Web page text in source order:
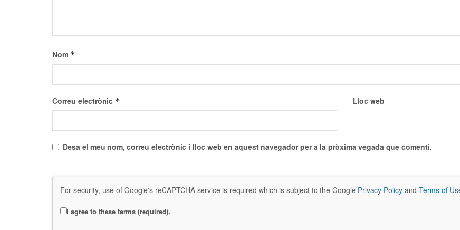
Nom *
Correu electrònic * Lloc web
Desa el meu nom, correu electrònic i lloc web en aquest navegador per a la pròxima vegada que comenti.
For security, use of Google's reCAPTCHA service is required which is subject to the Google Privacy Policy and Terms of
I agree to these terms (required).